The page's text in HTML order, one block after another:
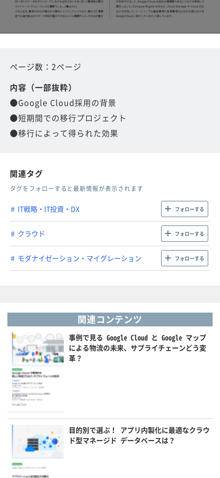
ページ数：2ページ
内容（一部抜粋）
●Google Cloud採用の背景
●短期間での移行プロジェクト
●移行によって得られた効果
関連タグ
タグをフォローすると最新情報が表示されます
IT戦略・IT投資・DX フォローする
クラウド フォローする
モダナイゼーション・マイグレーション フォローする
関連コンテンツ
事例で見る Google Cloud と Google マップ
による物流の未来、サプライチェーンどう変
革？
目的別で選ぶ！ アプリ内製化に最適なクラウ
ド型マネージド データベースは？